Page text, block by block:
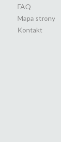
FAQ
Mapa strony
Kontakt